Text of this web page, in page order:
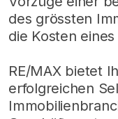
des grössten
die Kosten
RE/MAX bietet
erfolgreichen